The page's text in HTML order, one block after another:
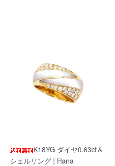
K18YG ダイヤ0.63ct＆
シェルリング | Hana